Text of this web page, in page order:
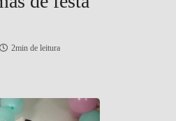
2min de leitura